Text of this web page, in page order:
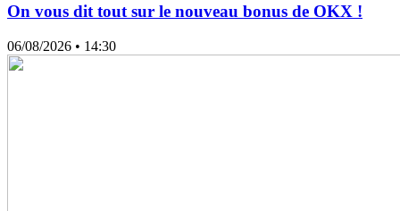
On vous dit tout sur le nouveau bonus de OKX !
06/08/2026 • 14:30